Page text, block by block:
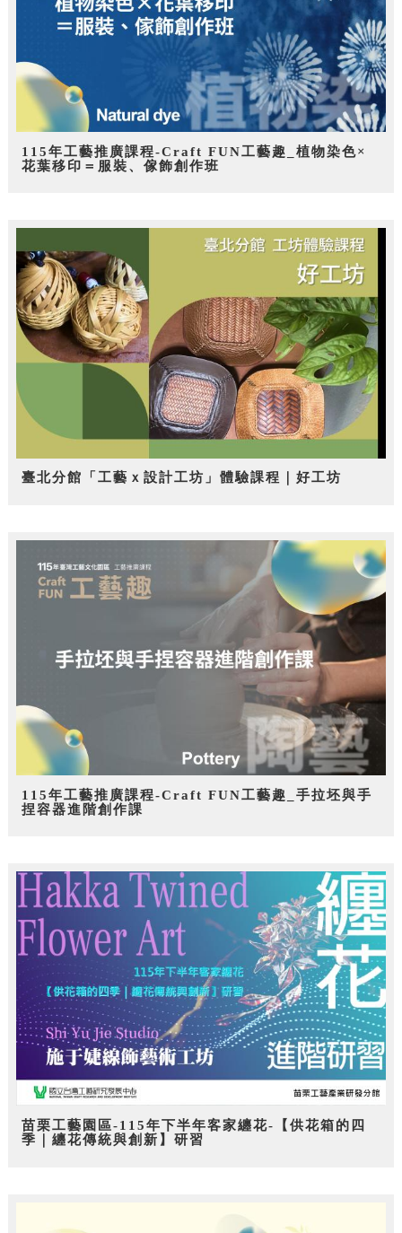
115年工藝推廣課程-Craft FUN工藝趣_植物染色×
花葉移印＝服裝、傢飾創作班
臺北分館「工藝ｘ設計工坊」體驗課程｜好工坊
115年工藝推廣課程-Craft FUN工藝趣_手拉坯與手
捏容器進階創作課
苗栗工藝園區-115年下半年客家纏花-【供花箱的四
季｜纏花傳統與創新】研習